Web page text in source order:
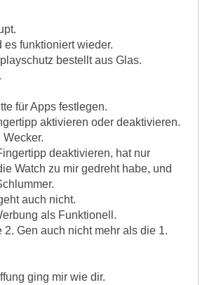
es funktioniert wieder.
bestellt aus Glas.
für Apps festlegen.
aktivieren oder deaktivieren.
deaktivieren, hat nur
Watch zu mir gedreht habe, und
auch nicht.
als Funktionell.
Gen auch nicht mehr als die 1.
ging mir wie dir.